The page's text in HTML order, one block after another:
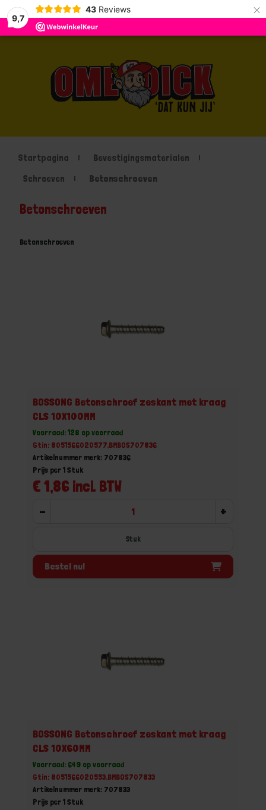
9,7
43 Reviews ×
Startpagina
Bevestigingsmaterialen
Schroeven
Betonschroeven
Betonschroeven
Betonschroeven
BOSSONG Betonschroef zeskant met kraag
CLS 10X100MM
Voorraad: 128 op voorraad
Gtin: 8051566020577,BMBOS707836
Artikelnummer merk: 707836
€ 1,86 incl. BTW
Prijs per 1 Stuk
- +
Stuk
Bestel nu!
BOSSONG Betonschroef zeskant met kraag
CLS 10X60MM
Voorraad: 649 op voorraad
Gtin: 8051566020553,BMBOS707833
Artikelnummer merk: 707833
Prijs per 1 Stuk